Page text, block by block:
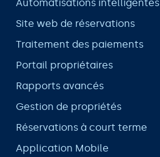
Automatisations intelligentes
Site web de réservations
Traitement des paiements
Portail propriétaires
Rapports avancés
Gestion de propriétés
Réservations à court terme
Application Mobile